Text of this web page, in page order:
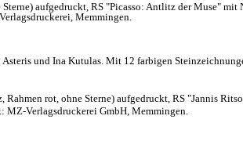
aufgedruckt, RS "Picasso: Antlitz der Muse" mit
Memmingen.
und Ina Kutulas. Mit 12 farbigen
rot, ohne Sterne) aufgedruckt, RS "Jannis
MZ-Verlagsdruckerei GmbH, Memmingen.